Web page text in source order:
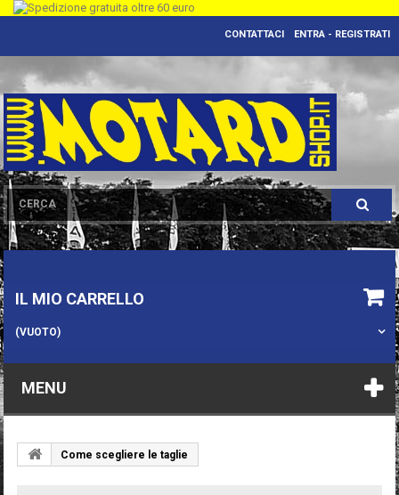
ENTRA - REGISTRATI
CONTATTACI
IL MIO CARRELLO
(VUOTO)
MENU
Come scegliere le taglie